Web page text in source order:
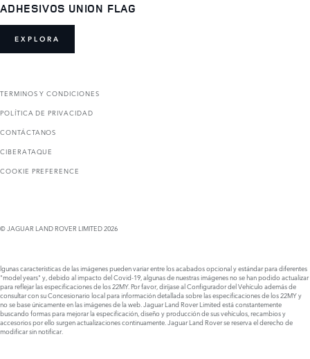
ADHESIVOS UNION FLAG
EXPLORA
TERMINOS Y CONDICIONES
POLÍTICA DE PRIVACIDAD
CONTÁCTANOS
CIBERATAQUE
COOKIE PREFERENCE
© JAGUAR LAND ROVER LIMITED 2026
lgunas características de las imágenes pueden variar entre los acabados opcional y estándar para diferentes
"model years" y, debido al impacto del Covid-19, algunas de nuestras imágenes no se han podido actualizar
para reflejar las especificaciones de los 22MY. Por favor, diríjase al Configurador del Vehículo además de
consultar con su Concesionario local para información detallada sobre las especificaciones de los 22MY y
no se base únicamente en las imágenes de la web. Jaguar Land Rover Limited está constantemente
buscando formas para mejorar la especificación, diseño y producción de sus vehículos, recambios y
accesorios por ello surgen actualizaciones continuamente. Jaguar Land Rover se reserva el derecho de
modificar sin notificar.